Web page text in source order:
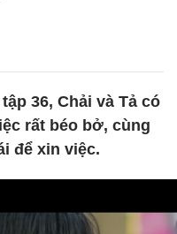
36, Chải và Tả có
rất béo bở, cùng
để xin việc.